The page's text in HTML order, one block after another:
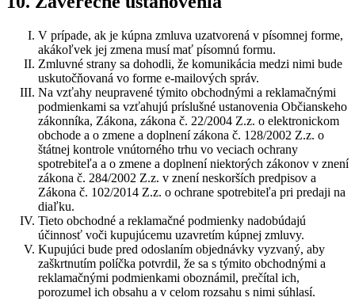
V prípade, ak je kúpna zmluva uzatvorená v písomnej forme,
akákoľvek jej zmena musí mať písomnú formu.
Zmluvné strany sa dohodli, že komunikácia medzi nimi bude
uskutočňovaná vo forme e-mailových správ.
Na vzťahy neupravené týmito obchodnými a reklamačnými
podmienkami sa vzťahujú príslušné ustanovenia Občianskeho
zákonníka, Zákona, zákona č. 22/2004 Z.z. o elektronickom
obchode a o zmene a doplnení zákona č. 128/2002 Z.z. o
štátnej kontrole vnútorného trhu vo veciach ochrany
spotrebiteľa a o zmene a doplnení niektorých zákonov v znení
zákona č. 284/2002 Z.z. v znení neskorších predpisov a
Zákona č. 102/2014 Z.z. o ochrane spotrebiteľa pri predaji na
diaľku.
Tieto obchodné a reklamačné podmienky nadobúdajú
účinnosť voči kupujúcemu uzavretím kúpnej zmluvy.
Kupujúci bude pred odoslaním objednávky vyzvaný, aby
zaškrtnutím políčka potvrdil, že sa s týmito obchodnými a
reklamačnými podmienkami oboznámil, prečítal ich,
porozumel ich obsahu a v celom rozsahu s nimi súhlasí.